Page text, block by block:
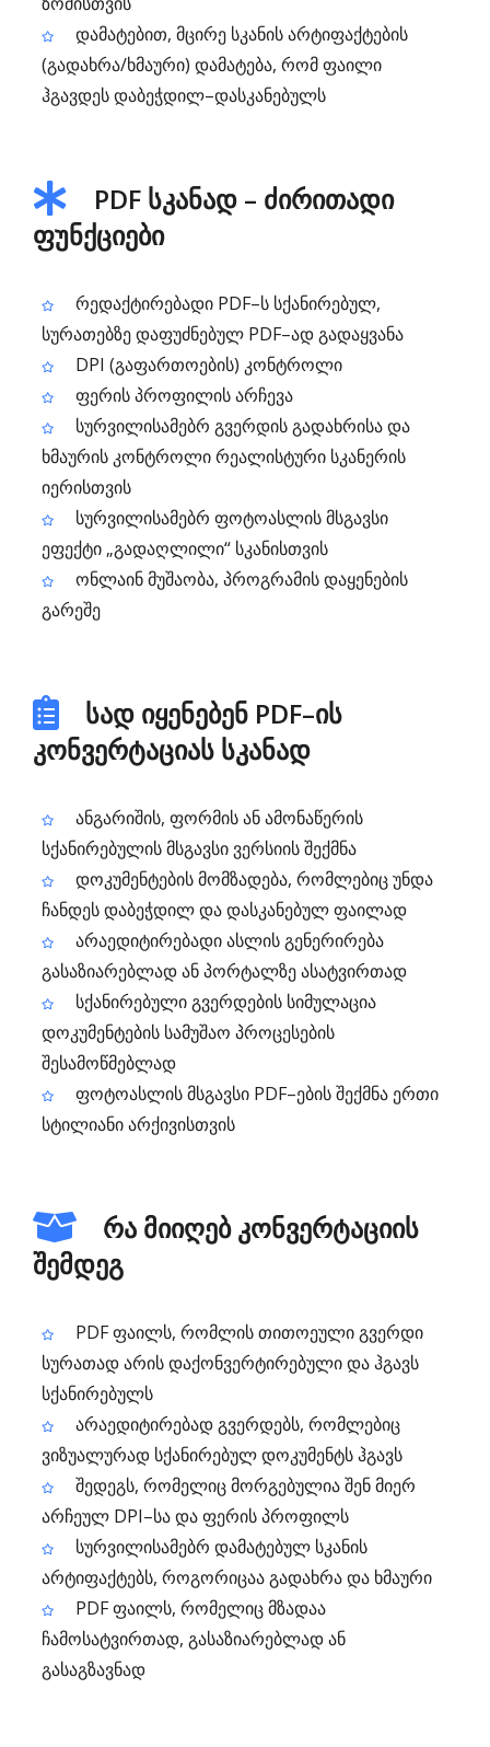
დამატებით, მცირე სკანის არტიფაქტების
(გადახრა/ხმაური) დამატება, რომ ფაილი
ჰგავდეს დაბეჭდილ–დასკანებულს
PDF სკანად – ძირითადი
ფუნქციები
რედაქტირებადი PDF–ს სქანირებულ,
სურათებზე დაფუძნებულ PDF–ად გადაყვანა
DPI (გაფართოების) კონტროლი
ფერის პროფილის არჩევა
სურვილისამებრ გვერდის გადახრისა და
ხმაურის კონტროლი რეალისტური სკანერის
იერისთვის
სურვილისამებრ ფოტოასლის მსგავსი
ეფექტი „გადაღლილი“ სკანისთვის
ონლაინ მუშაობა, პროგრამის დაყენების
გარეშე
სად იყენებენ PDF–ის
კონვერტაციას სკანად
ანგარიშის, ფორმის ან ამონაწერის
სქანირებულის მსგავსი ვერსიის შექმნა
დოკუმენტების მომზადება, რომლებიც უნდა
ჩანდეს დაბეჭდილ და დასკანებულ ფაილად
არაედიტირებადი ასლის გენერირება
გასაზიარებლად ან პორტალზე ასატვირთად
სქანირებული გვერდების სიმულაცია
დოკუმენტების სამუშაო პროცესების
შესამოწმებლად
ფოტოასლის მსგავსი PDF–ების შექმნა ერთი
სტილიანი არქივისთვის
რა მიიღებ კონვერტაციის
შემდეგ
PDF ფაილს, რომლის თითოეული გვერდი
სურათად არის დაქონვერტირებული და ჰგავს
სქანირებულს
არაედიტირებად გვერდებს, რომლებიც
ვიზუალურად სქანირებულ დოკუმენტს ჰგავს
შედეგს, რომელიც მორგებულია შენ მიერ
არჩეულ DPI–სა და ფერის პროფილს
სურვილისამებრ დამატებულ სკანის
არტიფაქტებს, როგორიცაა გადახრა და ხმაური
PDF ფაილს, რომელიც მზადაა
ჩამოსატვირთად, გასაზიარებლად ან
გასაგზავნად